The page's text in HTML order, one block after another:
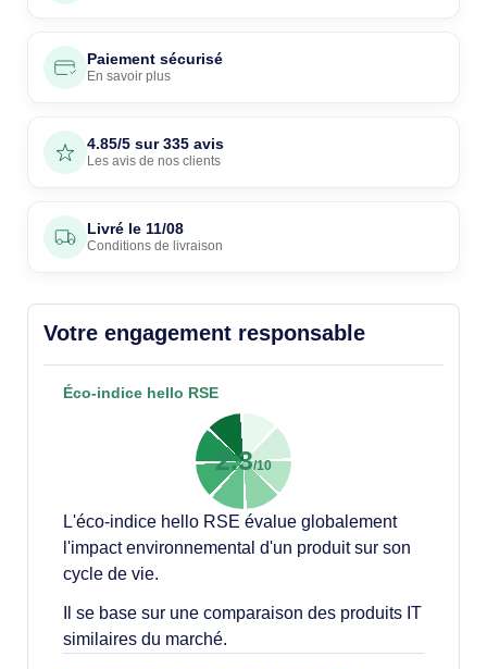
Paiement sécurisé
En savoir plus
4.85/5 sur 335 avis
Les avis de nos clients
Livré le 11/08
Conditions de livraison
Votre engagement responsable
Éco-indice hello RSE
2.3/10
L'éco-indice hello RSE évalue globalement
l'impact environnemental d'un produit sur son
cycle de vie.
Il se base sur une comparaison des produits IT
similaires du marché.